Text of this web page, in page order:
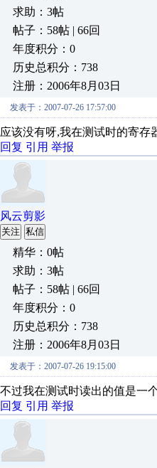
求助：3帖
帖子：58帖 | 66回
年度积分：0
历史总积分：738
注册：2006年8月03日
发表于：2007-07-26 17:57:00
应该没有呀,我在测试时的寄存
回复 引用 举报
风云剪影
关注 私信
精华：0帖
求助：3帖
帖子：58帖 | 66回
年度积分：0
历史总积分：738
注册：2006年8月03日
发表于：2007-07-26 19:15:00
不过我在测试时读出的值是一
回复 引用 举报